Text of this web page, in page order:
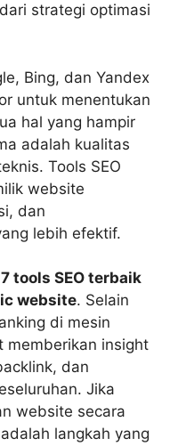
strategi optimasi
Bing, dan Yandex
untuk menentukan
hal yang hampir
adalah kualitas
Tools SEO
website
dan
lebih efektif.
7 tools SEO terbaik
website. Selain
di mesin
memberikan insight
dan
Jika
website secara
langkah yang